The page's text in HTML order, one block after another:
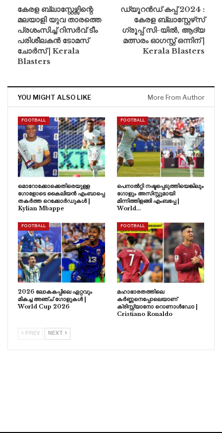
കേരള ബ്ലാസ്റ്റേഴ്സിന്റെ
മലയാളി യുവ താരത്തെ
പ്രശംസിച്ച് റിസർവ് ടീം
പരിശീലകൻ ടോമസ്
ചോർസ് | Kerala
Blasters
ഡ്യൂറൻഡ് കപ്പ് 2024 :
കേരള ബ്ലാസ്റ്റേഴ്‌സ്
ഗ്രൂപ്പ് സി-യിൽ, ആദ്യ
മത്സരം ഓഗസ്റ്റ് ഒന്നിന് |
Kerala Blasters
YOU MIGHT ALSO LIKE More From Author
FOOTBALL
മൊറോക്കോക്കെതിരെയുള്ള
ഗോളോടെ കൈലിയൻ എംബാപ്പെ
തകർത്ത റെക്കോർഡുകൾ |
Kylian Mbappe
FOOTBALL
പെനാൽറ്റി നഷ്ടപ്പെടുത്തിയെങ്കിലും
ഗോളും അസിസ്റ്റുമായി
മിന്നിത്തിളങ്ങി എംബപ്പേ |
World…
FOOTBALL
2026 ലോകകപ്പിലെ ഏറ്റവും
മികച്ച അഞ്ച് ഗോളുകൾ |
World Cup 2026
FOOTBALL
മഹാഭാരതത്തിലെ
കർണ്ണനെപ്പോലെയാണ്
ക്രിസ്റ്റ്യാനോ റൊണാൾഡോ |
Cristiano Ronaldo
PREV NEXT